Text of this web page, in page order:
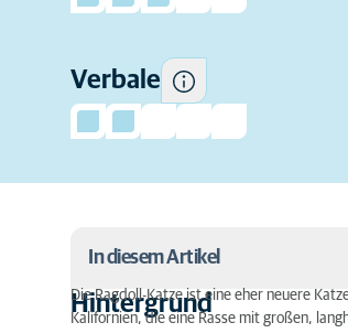
Verbale
In diesem Artikel
Hintergrund
Hintergrund
Die Ragdoll-Katze ist eine eher neuere
Kalifornien, die eine Rasse mit großen,